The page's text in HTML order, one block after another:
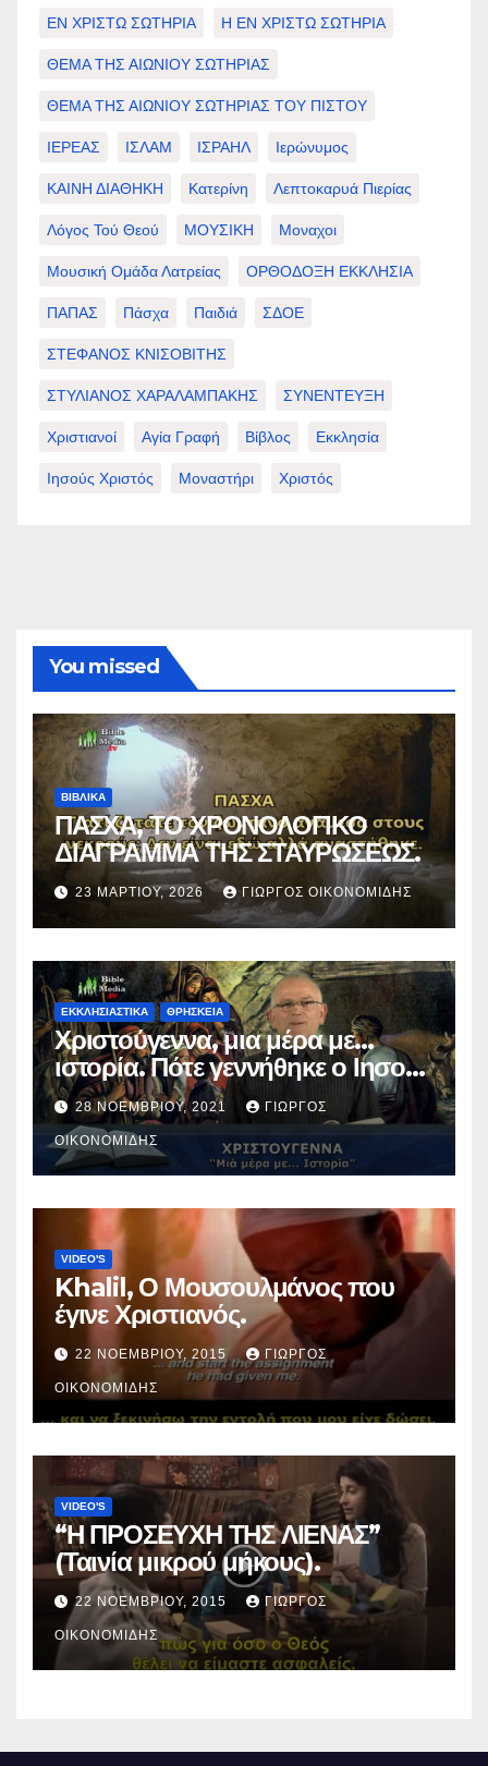
ΕΝ ΧΡΙΣΤΩ ΣΩΤΗΡΙΑ Η ΕΝ ΧΡΙΣΤΩ ΣΩΤΗΡΙΑ
ΘΕΜΑ ΤΗΣ ΑΙΩΝΙΟΥ ΣΩΤΗΡΙΑΣ
ΘΕΜΑ ΤΗΣ ΑΙΩΝΙΟΥ ΣΩΤΗΡΙΑΣ ΤΟΥ ΠΙΣΤΟΥ
ΙΕΡΕΑΣ ΙΣΛΑΜ ΙΣΡΑΗΛ Ιερώνυμος
ΚΑΙΝΗ ΔΙΑΘΗΚΗ Κατερίνη Λεπτοκαρυά Πιερίας
Λόγος Τού Θεού ΜΟΥΣΙΚΗ Μοναχοι
Μουσική Ομάδα Λατρείας ΟΡΘΟΔΟΞΗ ΕΚΚΛΗΣΙΑ
ΠΑΠΑΣ Πάσχα Παιδιά ΣΔΟΕ
ΣΤΕΦΑΝΟΣ ΚΝΙΣΟΒΙΤΗΣ
ΣΤΥΛΙΑΝΟΣ ΧΑΡΑΛΑΜΠΑΚΗΣ ΣΥΝΕΝΤΕΥΞΗ
Χριστιανοί Αγία Γραφή Βίβλος Εκκλησία
Ιησούς Χριστός Μοναστήρι Χριστός
You missed
ΒΙΒΛΙΚΑ
ΠΑΣΧΑ, ΤΟ ΧΡΟΝΟΛΟΓΙΚΟ
ΔΙΑΓΡΑΜΜΑ ΤΗΣ ΣΤΑΥΡΩΣΕΩΣ.
23 ΜΑΡΤΊΟΥ, 2026 ΓΙΏΡΓΟΣ ΟΙΚΟΝΟΜΊΔΗΣ
ΕΚΚΛΗΣΙΑΣΤΙΚΑ ΘΡΗΣΚΕΙΑ
Χριστούγεννα, μια μέρα με…
ιστορία. Πότε γεννήθηκε ο Ιησούς
Χριστός; (Βίντεο).
28 ΝΟΕΜΒΡΊΟΥ, 2021 ΓΙΏΡΓΟΣ
ΟΙΚΟΝΟΜΊΔΗΣ
VIDEO'S
Khalil, Ο Μουσουλμάνος που
έγινε Χριστιανός.
22 ΝΟΕΜΒΡΊΟΥ, 2015 ΓΙΏΡΓΟΣ
ΟΙΚΟΝΟΜΊΔΗΣ
VIDEO'S
“Η ΠΡΟΣΕΥΧΗ ΤΗΣ ΛΙΕΝΑΣ”
(Ταινία μικρού μήκους).
22 ΝΟΕΜΒΡΊΟΥ, 2015 ΓΙΏΡΓΟΣ
ΟΙΚΟΝΟΜΊΔΗΣ